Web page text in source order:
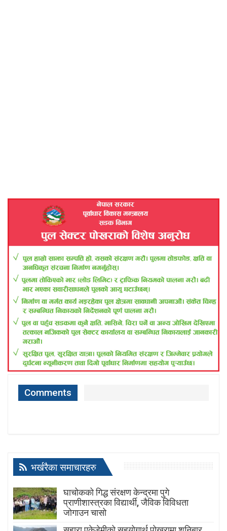
Comments
भर्खरैका समाचारहरु
घाचोकको गिद्ध संरक्षण केन्द्रमा पुगे
प्राणीशास्त्रका विद्यार्थी, जैविक विविधता
जोगाउन चासो